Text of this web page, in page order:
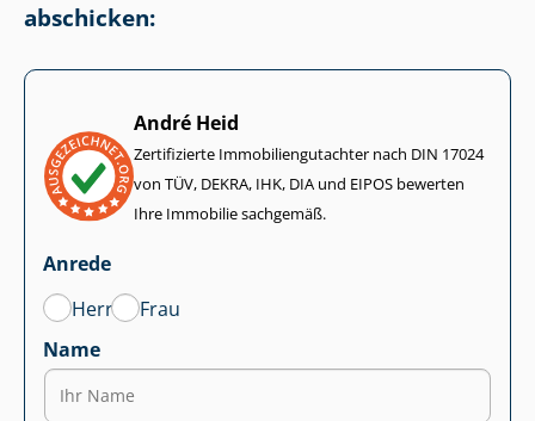
abschicken:
André Heid
Zertifizierte Im­mo­bi­li­en­gut­ach­ter nach DIN 17024
von TÜV, DEKRA, IHK, DIA und EIPOS bewerten
Ihre Immobilie sachgemäß.
Anrede
Herr
Frau
Name